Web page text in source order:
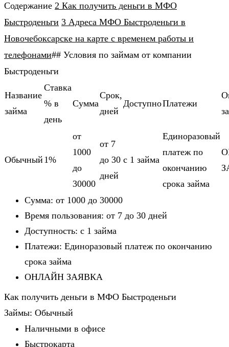
Содержание 2 Как получить деньги в МФО
Быстроденьги 3 Адреса МФО Быстроденьги в
Новочебоксарске на карте с временем работы и
телефонами## Условия по займам от компании
Быстроденьги
Название
займа
Ставка
% в
день
Cумма
Cрок,
дней
ДоступноПлатежи
Обычный 1%
от
1000
до
30000
от 7
до 30
дней
c 1 займа
Единоразовый
платеж по
окончанию
срока займа
Сумма: от 1000 до 30000
Время пользования: от 7 до 30 дней
Доступность: c 1 займа
Платежи: Единоразовый платеж по окончанию
срока займа
ОНЛАЙН ЗАЯВКА
Как получить деньги в МФО Быстроденьги
Займы: Обычный
Наличными в офисе
Быстрокарта